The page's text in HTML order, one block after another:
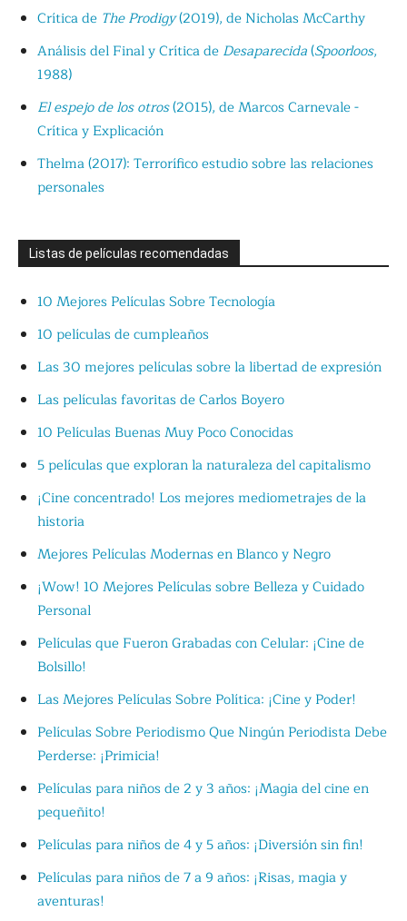
Crítica de The Prodigy(2019), de Nicholas McCarthy
Análisis del Final y Crítica de Desaparecida(Spoorloos,
1988)
El espejo de los otros(2015), de Marcos Carnevale -
Crítica y Explicación
Thelma (2017): Terrorífico estudio sobre las relaciones
personales
Listas de películas recomendadas
10 Mejores Películas Sobre Tecnología
10 películas de cumpleaños
Las 30 mejores películas sobre la libertad de expresión
Las películas favoritas de Carlos Boyero
10 Películas Buenas Muy Poco Conocidas
5 películas que exploran la naturaleza del capitalismo
¡Cine concentrado! Los mejores mediometrajes de la
historia
Mejores Películas Modernas en Blanco y Negro
¡Wow! 10 Mejores Películas sobre Belleza y Cuidado
Personal
Películas que Fueron Grabadas con Celular: ¡Cine de
Bolsillo!
Las Mejores Películas Sobre Política: ¡Cine y Poder!
Películas Sobre Periodismo Que Ningún Periodista Debe
Perderse: ¡Primicia!
Películas para niños de 2 y 3 años: ¡Magia del cine en
pequeñito!
Películas para niños de 4 y 5 años: ¡Diversión sin fin!
Películas para niños de 7 a 9 años: ¡Risas, magia y
aventuras!